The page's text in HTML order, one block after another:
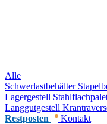
Alle
Schwerlastbehälter
Lagergestell
Langgutgestell
Restposten
Kontakt